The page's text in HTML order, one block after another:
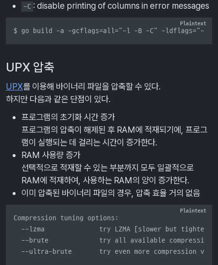
-C : disable printing of columns in error messages
$ go build -a -gcflags=all="-l -B -C" -ldflags="-w -
UPX 압축
UPX를 이용해 바이너리 파일을 압축할 수 있다.
하지만 다음과 같은 단점이 있다.
프로그램의 초기화 시간 증가
프로그램의 압축이 해제된 후 RAM에 적재되기에, 프로그
램이 실행되는 데 걸리는 시간이 증가한다.
RAM 사용량 증가
선택적으로 적재할 수 있는 부분까지 모두 일괄적으로
RAM에 적재하여, 사용하는 RAM의 양이 증가한다.
이미 압축된 바이너리 파일의 경우, 압축 효율 거의 없음
Compression tuning options:
--lzma              try LZMA [slower but tighter
--brute             try all available compression
--ultra-brute       try even more compression